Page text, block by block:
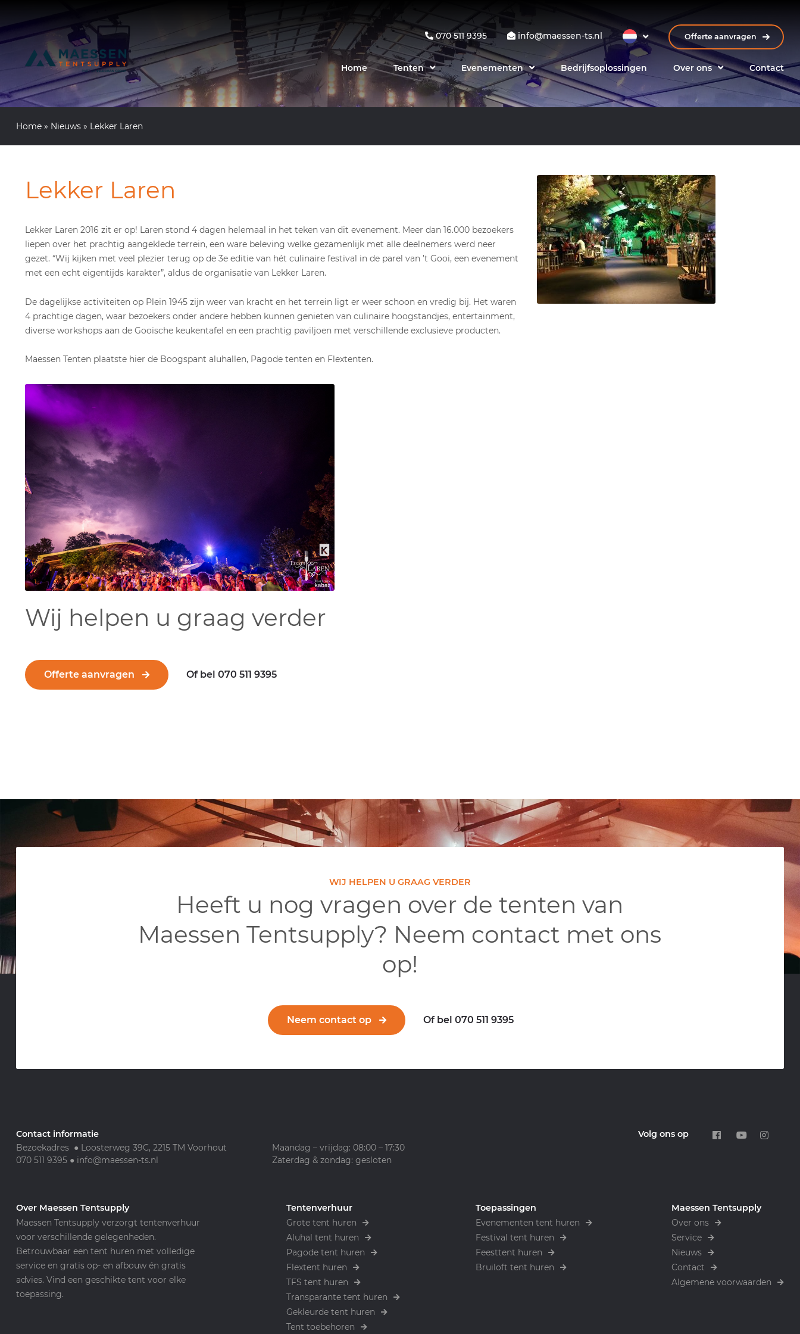
070 511 9395 info@maessen-ts.nl Offerte aanvragen
Home Tenten Evenementen Bedrijfsoplossingen Over ons Contact
Home» Nieuws» Lekker Laren
Lekker Laren
Lekker Laren 2016 zit er op! Laren stond 4 dagen helemaal in het teken van dit evenement. Meer dan 16.000 bezoekers
liepen over het prachtig aangeklede terrein, een ware beleving welke gezamenlijk met alle deelnemers werd neer
gezet. “Wij kijken met veel plezier terug op de 3e editie van hét culinaire festival in de parel van ’t Gooi, een evenement
met een echt eigentijds karakter”, aldus de organisatie van Lekker Laren.
De dagelijkse activiteiten op Plein 1945 zijn weer van kracht en het terrein ligt er weer schoon en vredig bij. Het waren
4 prachtige dagen, waar bezoekers onder andere hebben kunnen genieten van culinaire hoogstandjes, entertainment,
diverse workshops aan de Gooische keukentafel en een prachtig paviljoen met verschillende exclusieve producten.
Maessen Tenten plaatste hier de Boogspant aluhallen, Pagode tenten en Flextenten.
Wij helpen u graag verder
Offerte aanvragen Of bel 070 511 9395
WIJ HELPEN U GRAAG VERDER
Heeft u nog vragen over de tenten van
Maessen Tentsupply? Neem contact met ons
op!
Neem contact op Of bel 070 511 9395
Contact informatie
Bezoekadres ● Loosterweg 39C, 2215 TM Voorhout
070 511 9395● info@maessen-ts.nl
Maandag – vrijdag: 08:00 – 17:30
Zaterdag & zondag: gesloten
Volg ons op
Over Maessen Tentsupply
Maessen Tentsupply verzorgt tentenverhuur
voor verschillende gelegenheden.
Betrouwbaar een tent huren met volledige
service en gratis op- en afbouw én gratis
advies. Vind een geschikte tent voor elke
toepassing.
Tentenverhuur
Grote tent huren
Aluhal tent huren
Pagode tent huren
Flextent huren
TFS tent huren
Transparante tent huren
Gekleurde tent huren
Tent toebehoren
Toepassingen
Evenementen tent huren
Festival tent huren
Feesttent huren
Bruiloft tent huren
Maessen Tentsupply
Over ons
Service
Nieuws
Contact
Algemene voorwaarden